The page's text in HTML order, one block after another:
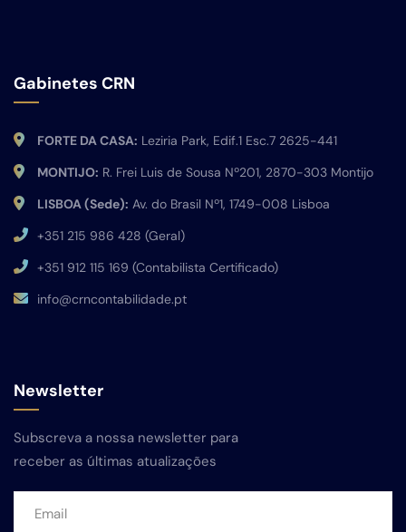
Gabinetes CRN
FORTE DA CASA: Leziria Park, Edif.1 Esc.7 2625-441
MONTIJO: R. Frei Luis de Sousa Nº201, 2870-303 Montijo
LISBOA (Sede): Av. do Brasil Nº1, 1749-008 Lisboa
+351 215 986 428 (Geral)
+351 912 115 169 (Contabilista Certificado)
info@crncontabilidade.pt
Newsletter
Subscreva a nossa newsletter para
receber as últimas atualizações